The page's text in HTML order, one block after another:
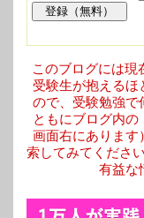
このブログには現
受験生が抱えるほ
ので、受験勉強で
ともにブログ内
画面右にあります
索してみてくださ
有益な